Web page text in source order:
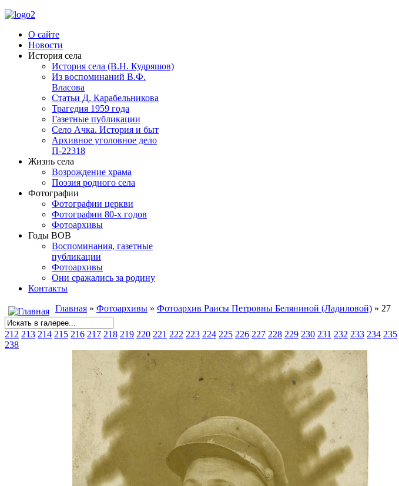
О сайте
Новости
История села
История села (В.Н. Кудряшов)
Из воспоминаний В.Ф.
Власова
Статьи Д. Карабельникова
Трагедия 1959 года
Газетные публикации
Село Ачка. История и быт
Архивное уголовное дело
П-22318
Жизнь села
Возрождение храма
Поэзия родного села
Фотографии
Фотографии церкви
Фотографии 80-х годов
Фотоархивы
Годы ВОВ
Воспоминания, газетные
публикации
Фотоархивы
Они сражались за родину
Контакты
Главная » Фотоархивы » Фотоархив Раисы Петровны Беляниной (Ладиловой) » 27
212 213 214 215 216 217 218 219 220 221 222 223 224 225 226 227 228 229 230 231 232 233 234 235
238